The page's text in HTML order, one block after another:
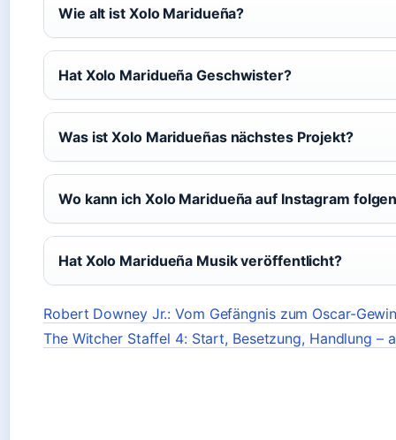
Wie alt ist Xolo Maridueña?
Hat Xolo Maridueña Geschwister?
Was ist Xolo Maridueñas nächstes Projekt?
Wo kann ich Xolo Maridueña auf Instagram
Hat Xolo Maridueña Musik veröffentlicht?
Robert Downey Jr.: Vom Gefängnis zum Oscar-
The Witcher Staffel 4: Start, Besetzung, Handlung –